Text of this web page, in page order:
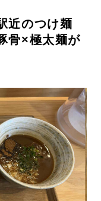
近のつけ麺
骨×極太麺が